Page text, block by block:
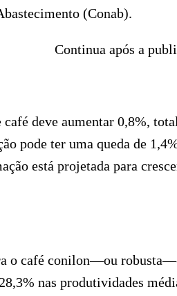
(Conab).
Continua após a
café deve aumentar 0,8%,
pode ter uma queda de
está projetada para
o café conilon—ou
nas produtividades